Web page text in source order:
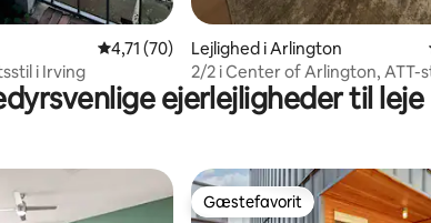
15 omtaler
4,71 ud af 5 i gennemsnitlig bedømmelse,
4,71 (70)
i Irving
Lejlighed i Arlington
2/2 i Center of Arlington, ATT-
baseballstadion
ejerlejligheder til leje
Gæstefavorit
Gæstefavorit